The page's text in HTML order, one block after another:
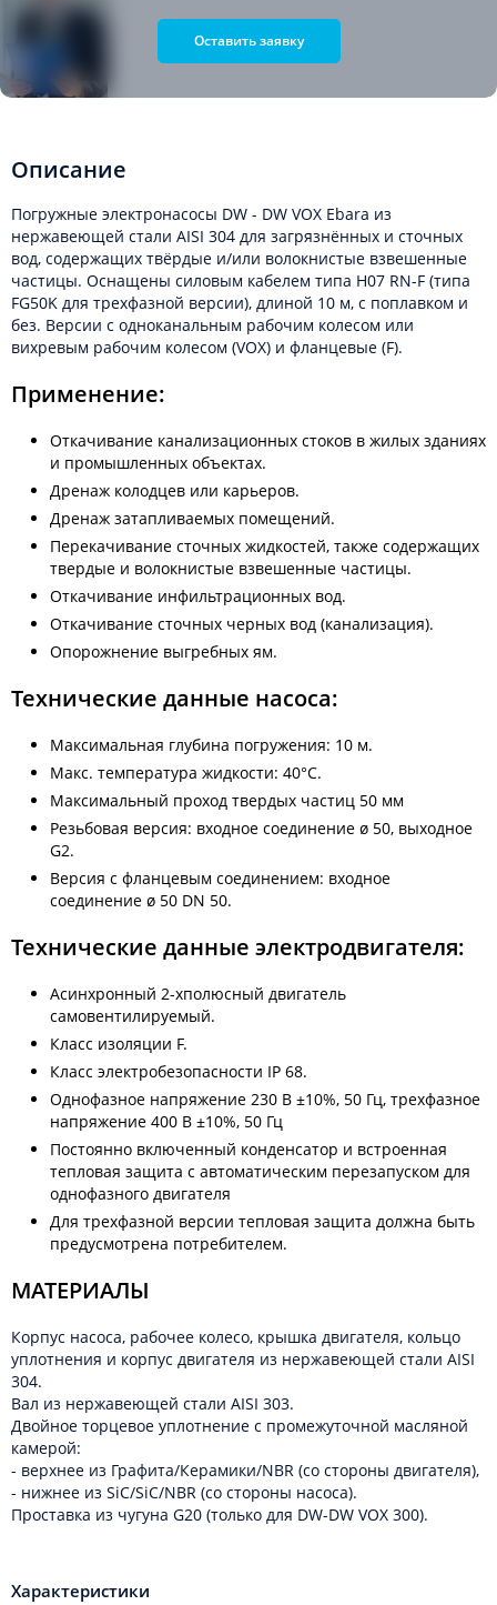
Оставить заявку
Описание
Погружные электронасосы DW - DW VOX Ebara из
нержавеющей стали AISI 304 для загрязнённых и сточных
вод, содержащих твёрдые и/или волокнистые взвешенные
частицы. Оснащены силовым кабелем типа H07 RN-F (типа
FG50K для трехфазной версии), длиной 10 м, с поплавком и
без. Версии с одноканальным рабочим колесом или
вихревым рабочим колесом (VOX) и фланцевые (F).
Применение:
Откачивание канализационных стоков в жилых зданиях
и промышленных объектах.
Дренаж колодцев или карьеров.
Дренаж затапливаемых помещений.
Перекачивание сточных жидкостей, также содержащих
твердые и волокнистые взвешенные частицы.
Откачивание инфильтрационных вод.
Откачивание сточных черных вод (канализация).
Опорожнение выгребных ям.
Технические данные насоса:
Максимальная глубина погружения: 10 м.
Макс. температура жидкости: 40°C.
Максимальный проход твердых частиц 50 мм
Резьбовая версия: входное соединение ø 50, выходное
G2.
Версия с фланцевым соединением: входное
соединение ø 50 DN 50.
Технические данные электродвигателя:
Асинхронный 2-хполюсный двигатель
самовентилируемый.
Класс изоляции F.
Класс электробезопасности IР 68.
Однофазное напряжение 230 В ±10%, 50 Гц, трехфазное
напряжение 400 В ±10%, 50 Гц
Постоянно включенный конденсатор и встроенная
тепловая защита с автоматическим перезапуском для
однофазного двигателя
Для трехфазной версии тепловая защита должна быть
предусмотрена потребителем.
МАТЕРИАЛЫ
Корпус насоса, рабочее колесо, крышка двигателя, кольцо
уплотнения и корпус двигателя из нержавеющей стали AISI
304.
Вал из нержавеющей стали AISI 303.
Двойное торцевое уплотнение с промежуточной масляной
камерой:
- верхнее из Графита/Керамики/NBR (со стороны двигателя),
- нижнее из SiC/SiC/NBR (со стороны насоса).
Проставка из чугуна G20 (только для DW-DW VOX 300).
Характеристики